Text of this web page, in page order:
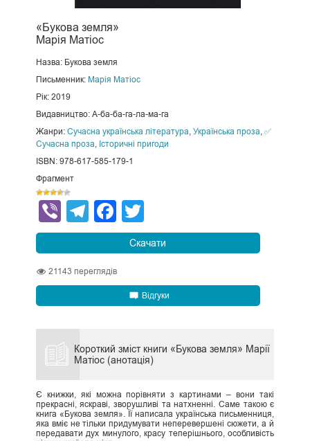
«Букова земля»
Марія Матіос
Назва: Букова земля
Письменник: Марія Матіос
Рік: 2019
Видавництво: А-ба-ба-га-ла-ма-га
Жанри: Сучасна українська література Українська проза ✅
Сучасна проза Історичні пригоди
ISBN: 978-617-585-179-1
Фрагмент
ViberTelegram
Facebook
Twitter
Скачати
21143 переглядів
Відгуки
Короткий зміст книги «Букова земля» Марії
Матіос (анотація)
Є книжки, які можна порівняти з картинами – вони такі
прекрасні, яскраві, зворушливі та натхненні. Саме такою є
книга «Букова земля». Її написала українська письменниця,
яка вміє не тільки придумувати неперевершені сюжети, а й
передавати дух минулого, красу теперішнього, особливість